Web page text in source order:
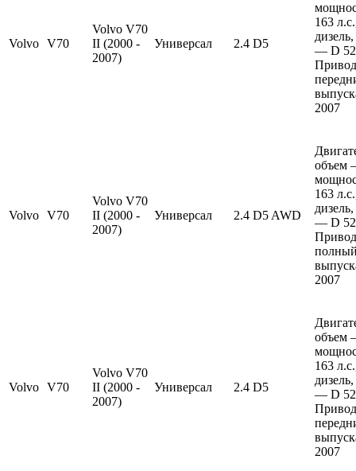
Volvo V70
Volvo V70
II (2000 -
2007)
Универсал 2.4 D5
163
— D
2007
Volvo V70
Volvo V70
II (2000 -
2007)
Универсал 2.4 D5 AWD
объем
163
— D
2007
Volvo V70
Volvo V70
II (2000 -
2007)
Универсал 2.4 D5
объем
163
— D
2007